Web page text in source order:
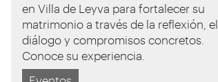
en Villa de Leyva para fortalecer su
matrimonio a través de la reflexión, el
diálogo y compromisos concretos.
Conoce su experiencia.